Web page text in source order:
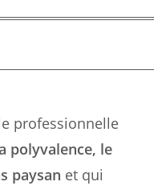
professionnelle
polyvalence, le
paysan et qui